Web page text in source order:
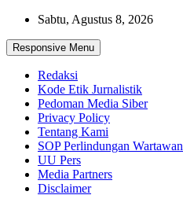
Skip
content
Sabtu, Agustus 8, 2026
Responsive Menu
Redaksi
Kode Etik Jurnalistik
Pedoman Media Siber
Privacy Policy
Tentang Kami
SOP Perlindungan Wartawan
UU Pers
Media Partners
Disclaimer